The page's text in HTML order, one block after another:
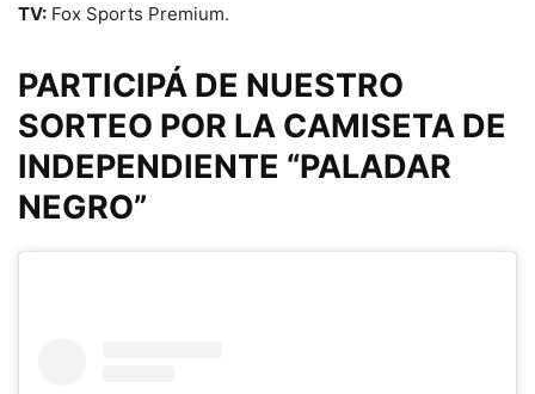
TV: Fox Sports Premium.
PARTICIPÁ DE NUESTRO
SORTEO POR LA CAMISETA DE
INDEPENDIENTE “PALADAR
NEGRO”